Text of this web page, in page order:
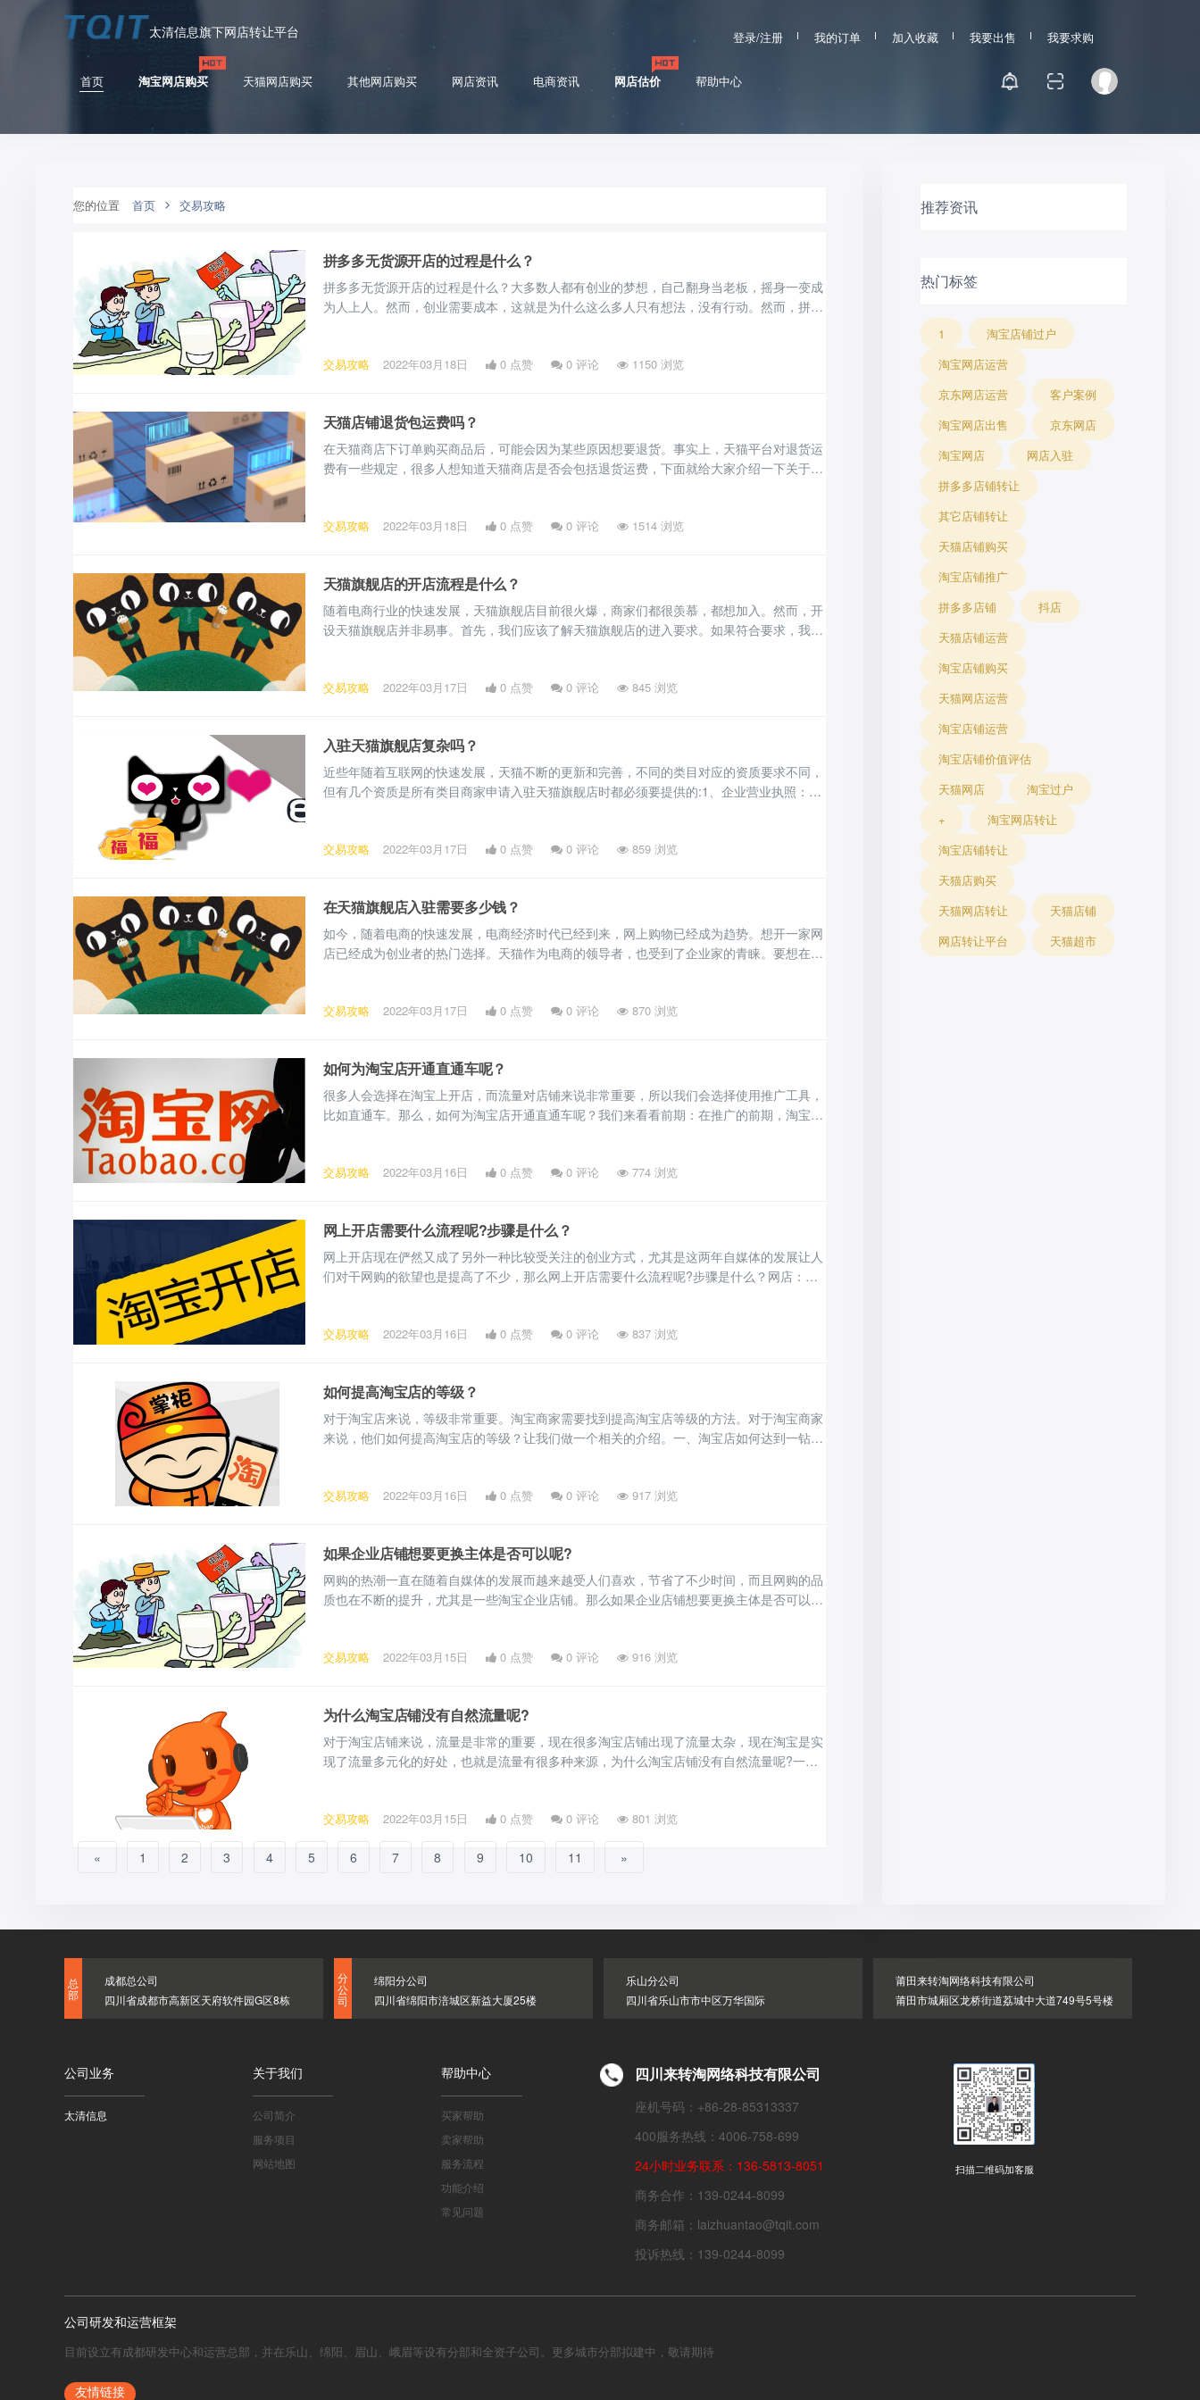
太清信息旗下网店转让平台 登录/注册 我的订单 加入收藏 我要出售 我要求购
首页 淘宝网店购买 天猫网店购买 其他网店购买 网店资讯 电商资讯 网店估价 帮助中心
您的位置 首页 交易攻略
拼多多无货源开店的过程是什么？
拼多多无货源开店的过程是什么？大多数人都有创业的梦想，自己翻身当老板，摇身一变成
为人上人。然而，创业需要成本，这就是为什么这么多人只有想法，没有行动。然而，拼多
家商店，保证金1000元，拼多多商店保证金前期可以先不交，两者和店铺没有
交易攻略 2022年03月18日 0 点赞 0评论 1150 浏览
天猫店铺退货包运费吗？
在天猫商店下订单购买商品后，可能会因为某些原因想要退货。事实上，天猫平台对退货运
费有一些规定，很多人想知道天猫商店是否会包括退货运费，下面就给大家介绍一下关于退
方不承担，退货后可以投诉。买方因个人原因不喜欢或不想
交易攻略 2022年03月18日 0 点赞 0评论 1514 浏览
天猫旗舰店的开店流程是什么？
随着电商行业的快速发展，天猫旗舰店目前很火爆，商家们都很羡慕，都想加入。然而，开
设天猫旗舰店并非易事。首先，我们应该了解天猫旗舰店的进入要求。如果符合要求，我们
程：1、支付宝账户必须是企业支付宝账户，否则，先注册认证企业支付宝账号；2
交易攻略 2022年03月17日 0 点赞 0评论 845 浏览
入驻天猫旗舰店复杂吗？
近些年随着互联网的快速发展，天猫不断的更新和完善，不同的类目对应的资质要求不同，
但有几个资质是所有类目商家申请入驻天猫旗舰店时都必须要提供的:1、企业营业执照：
店是由商标持有人直接开设的，只提供国家商标局颁发的商标注册证或者
交易攻略 2022年03月17日 0 点赞 0评论 859 浏览
在天猫旗舰店入驻需要多少钱？
如今，随着电商的快速发展，电商经济时代已经到来，网上购物已经成为趋势。想开一家网
店已经成为创业者的热门选择。天猫作为电商的领导者，也受到了企业家的青睐。要想在天
需要多少钱？入驻天猫旗舰店需要多少钱？1、押金必须由在天猫经营的企业支付。
交易攻略 2022年03月17日 0 点赞 0评论 870 浏览
如何为淘宝店开通直通车呢？
很多人会选择在淘宝上开店，而流量对店铺来说非常重要，所以我们会选择使用推广工具，
比如直通车。那么，如何为淘宝店开通直通车呢？我们来看看前期：在推广的前期，淘宝店
店，才能找到合理的推广方法。根据上一段中的商业数据筛选一些商品。这些商品应具
交易攻略 2022年03月16日 0 点赞 0评论 774 浏览
网上开店需要什么流程呢?步骤是什么？
网上开店现在俨然又成了另外一种比较受关注的创业方式，尤其是这两年自媒体的发展让人
们对干网购的欲望也是提高了不少，那么网上开店需要什么流程呢?步骤是什么？网店：作
需要弄清楚你想开哪种商店。在这方面，开网店和开传统商店没有区别。寻找一个
交易攻略 2022年03月16日 0 点赞 0评论 837 浏览
如何提高淘宝店的等级？
对于淘宝店来说，等级非常重要。淘宝商家需要找到提高淘宝店等级的方法。对于淘宝商家
来说，他们如何提高淘宝店的等级？让我们做一个相关的介绍。一、淘宝店如何达到一钻？
一家店铺至少需要251分才能升级到一钻。 二、有什么方法？对于淘宝商家相关
交易攻略 2022年03月16日 0 点赞 0评论 917 浏览
如果企业店铺想要更换主体是否可以呢?
网购的热潮一直在随着自媒体的发展而越来越受人们喜欢，节省了不少时间，而且网购的品
质也在不断的提升，尤其是一些淘宝企业店铺。那么如果企业店铺想要更换主体是否可以
铺负责人也可以在后期进行变更。事实上，根据淘宝网的最新规定，如果你想改变店铺
交易攻略 2022年03月15日 0 点赞 0评论 916 浏览
为什么淘宝店铺没有自然流量呢?
对于淘宝店铺来说，流量是非常的重要，现在很多淘宝店铺出现了流量太杂，现在淘宝是实
现了流量多元化的好处，也就是流量有很多种来源，为什么淘宝店铺没有自然流量呢?一、
2、店铺的产品类目使用的关键词是大词吗？大词的竞争有很多对手。所谓僧多
交易攻略 2022年03月15日 0 点赞 0评论 801 浏览
« 1 2 3 4 5 6 7 8 9 10 11 »
推荐资讯
热门标签
1
淘宝店铺过户
淘宝网店运营
京东网店运营
客户案例
淘宝网店出售
京东网店
淘宝网店
网店入驻
拼多多店铺转让
其它店铺转让
天猫店铺购买
淘宝店铺推广
拼多多店铺
抖店
天猫店铺运营
淘宝店铺购买
天猫网店运营
淘宝店铺运营
淘宝店铺价值评估
天猫网店
淘宝过户
+
淘宝网店转让
淘宝店铺转让
天猫店购买
天猫网店转让
天猫店铺
网店转让平台
天猫超市
总
部
成都总公司
四川省成都市高新区天府软件园G区8栋
分
公
司
绵阳分公司
四川省绵阳市涪城区新益大厦25楼
乐山分公司
四川省乐山市市中区万华国际
莆田来转淘网络科技有限公司
莆田市城厢区龙桥街道荔城中大道749号5号楼
公司业务
太清信息
关于我们
公司简介
服务项目
网站地图
帮助中心
买家帮助
卖家帮助
服务流程
功能介绍
常见问题
四川来转淘网络科技有限公司
座机号码：+86-28-85313337
400服务热线：4006-758-699
24小时业务联系：136-5813-8051
商务合作：139-0244-8099
商务邮箱：laizhuantao@tqit.com
投诉热线：139-0244-8099
扫描二维码加客服
公司研发和运营框架
目前设立有成都研发中心和运营总部，并在乐山、绵阳、眉山、峨眉等设有分部和全资子公司。更多城市分部拟建中，敬请期待
友情链接